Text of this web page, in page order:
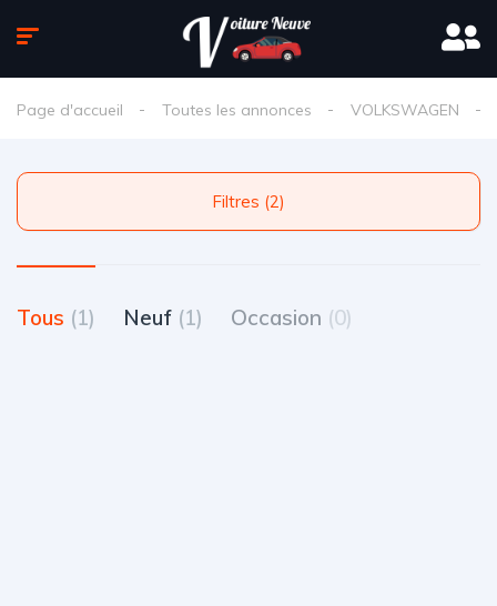
Page d'accueil Toutes les annonces VOLKSWAGEN
Filtres (2)
Tous (1) Neuf (1) Occasion (0)